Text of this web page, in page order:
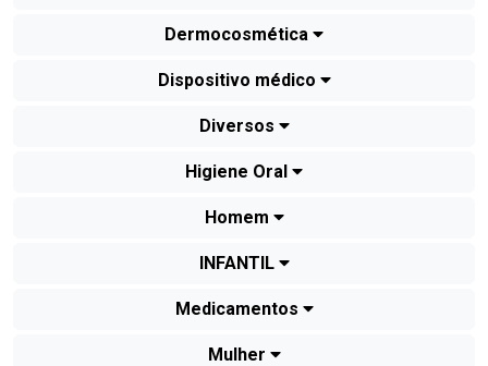
Dermocosmética
Dispositivo médico
Diversos
Higiene Oral
Homem
INFANTIL
Medicamentos
Mulher